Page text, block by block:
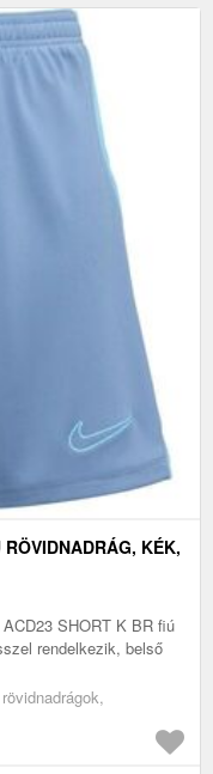
KÉK,
SHORT K BR fiú
rendelkezik, belső